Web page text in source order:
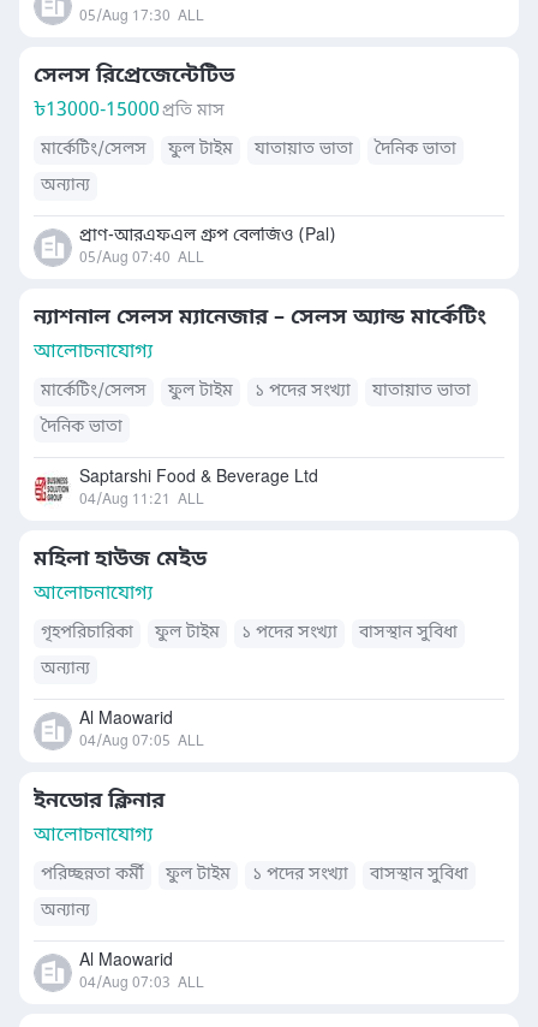
05/Aug 17:30 ALL
সেলস রিপ্রেজেন্টেটিভ
৳13000-15000প্রতি মাস
মার্কেটিং/সেলস
ফুল টাইম যাতায়াত ভাতা
দৈনিক ভাতা
অন্যান্য
প্রাণ-আরএফএল গ্রুপ বেলজিও (Pal)
05/Aug 07:40 ALL
ন্যাশনাল সেলস ম্যানেজার – সেলস অ্যান্ড মার্কেটিং
আলোচনাযোগ্য
মার্কেটিং/সেলস ফুল টাইম ১ পদের সংখ্যা
যাতায়াত ভাতা
দৈনিক ভাতা
Saptarshi Food & Beverage Ltd
04/Aug 11:21 ALL
মহিলা হাউজ মেইড
আলোচনাযোগ্য
গৃহপরিচারিকা ফুল টাইম ১ পদের সংখ্যা
বাসস্থান সুবিধা
অন্যান্য
Al Maowarid
04/Aug 07:05 ALL
ইনডোর ক্লিনার
আলোচনাযোগ্য
পরিচ্ছন্নতা কর্মী ফুল টাইম ১ পদের সংখ্যা
বাসস্থান সুবিধা
অন্যান্য
Al Maowarid
04/Aug 07:03 ALL